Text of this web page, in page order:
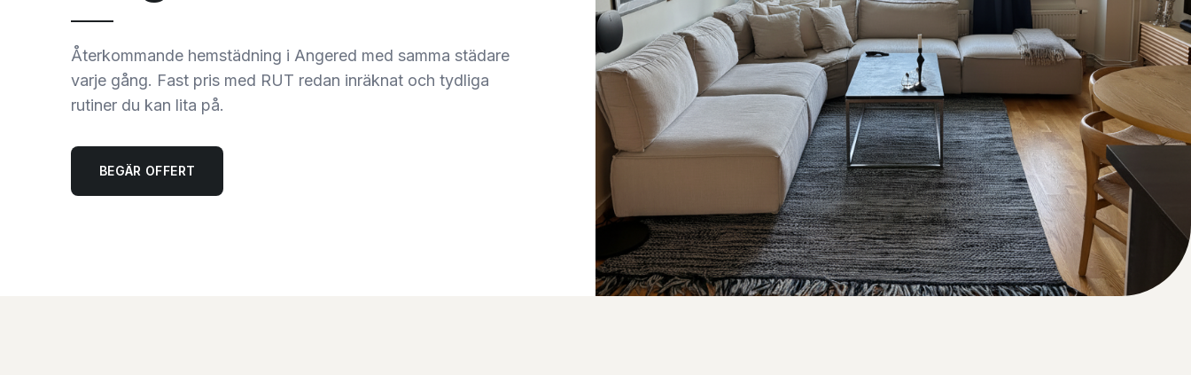
Återkommande hemstädning i Angered med samma städare
varje gång. Fast pris med RUT redan inräknat och tydliga
rutiner du kan lita på.
BEGÄR OFFERT